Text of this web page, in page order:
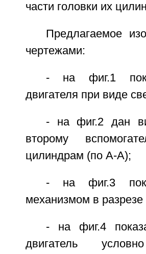
части головки их
Предлагаемое
чертежами:
- на фиг.1
двигателя при виде
- на фиг.2 дан
второму
цилиндрам (по А-А);
- на фиг.3
механизмом в
- на фиг.4
двигатель